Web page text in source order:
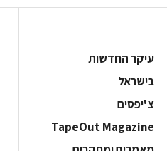
עיקר החדשות
בישראל
צ'יפסים
TapeOut Magazine